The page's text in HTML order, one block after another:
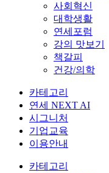
사회혁신
대학생활
연세포럼
강의 맛보기
책갈피
건강/의학
카테고리
연세 NEXT AI
시그니처
기업교육
이용안내
카테고리